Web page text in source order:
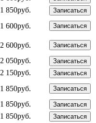
1 850руб. Записаться
1 600руб. Записаться
2 600руб. Записаться
2 050руб. Записаться
2 150руб. Записаться
1 850руб. Записаться
1 850руб. Записаться
1 850руб. Записаться